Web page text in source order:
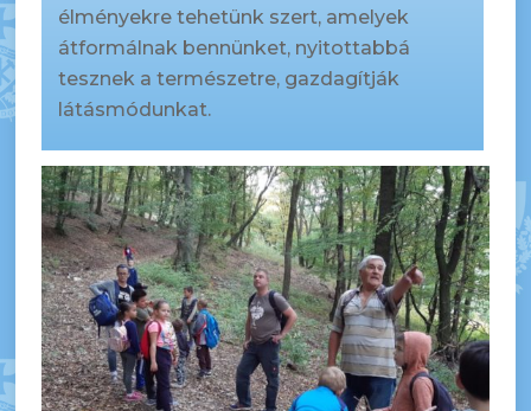
élményekre tehetünk szert, amelyek
átformálnak bennünket, nyitottabbá
tesznek a természetre, gazdagítják
látásmódunkat.